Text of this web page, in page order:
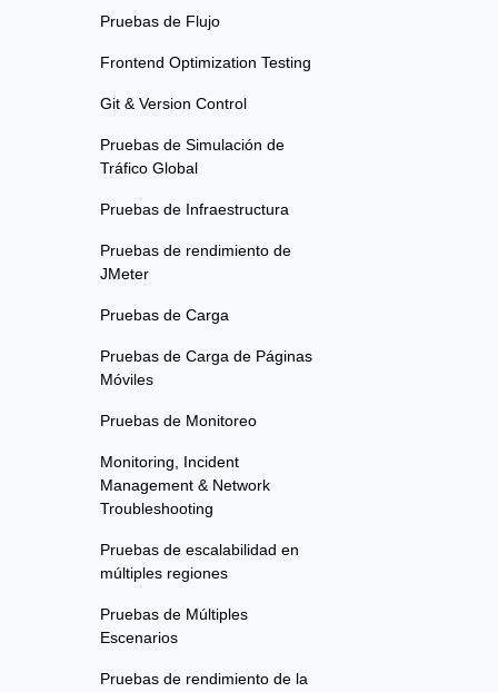
Pruebas de Flujo
Frontend Optimization Testing
Git & Version Control
Pruebas de Simulación de
Tráfico Global
Pruebas de Infraestructura
Pruebas de rendimiento de
JMeter
Pruebas de Carga
Pruebas de Carga de Páginas
Móviles
Pruebas de Monitoreo
Monitoring, Incident
Management & Network
Troubleshooting
Pruebas de escalabilidad en
múltiples regiones
Pruebas de Múltiples
Escenarios
Pruebas de rendimiento de la